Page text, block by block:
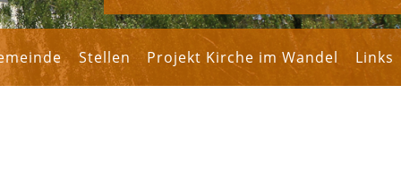
Stellen Projekt Kirche im Wandel Links